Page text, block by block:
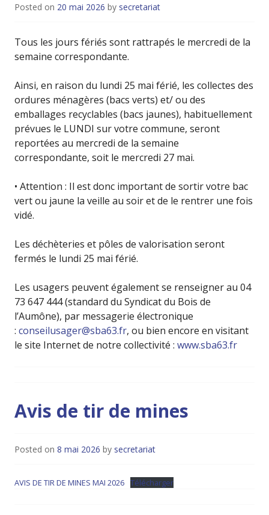
Posted on 20 mai 2026 by secretariat
Tous les jours fériés sont rattrapés le mercredi de la
semaine correspondante.
Ainsi, en raison du lundi 25 mai férié, les collectes des
ordures ménagères (bacs verts) et/ ou des
emballages recyclables (bacs jaunes), habituellement
prévues le LUNDI sur votre commune, seront
reportées au mercredi de la semaine
correspondante, soit le mercredi 27 mai.
• Attention : Il est donc important de sortir votre bac
vert ou jaune la veille au soir et de le rentrer une fois
vidé.
Les déchèteries et pôles de valorisation seront
fermés le lundi 25 mai férié.
Les usagers peuvent également se renseigner au 04
73 647 444 (standard du Syndicat du Bois de
l’Aumône), par messagerie électronique
: conseilusager@sba63.fr, ou bien encore en visitant
le site Internet de notre collectivité : www.sba63.fr
Avis de tir de mines
Posted on 8 mai 2026 by secretariat
AVIS DE TIR DE MINES MAI 2026 Télécharger